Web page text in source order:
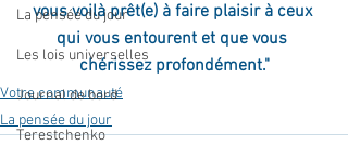
La pensée du jour
Les lois universelles
Journal de bord
Terestchenko
vous voilà prêt(e) à faire plaisir à ceux
qui vous entourent et que vous
chérissez profondément."
Votre communauté
La pensée du jour